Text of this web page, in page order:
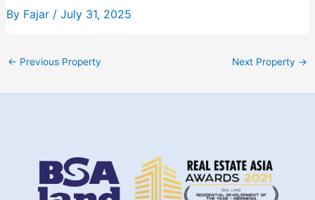
By Fajar / July 31, 2025
← Previous Property Next Property →